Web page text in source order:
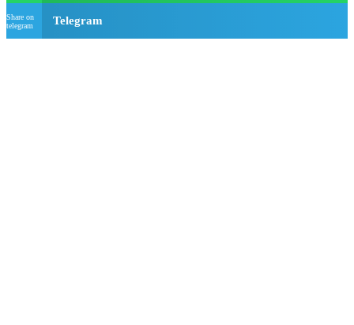
Share on
telegram
Telegram